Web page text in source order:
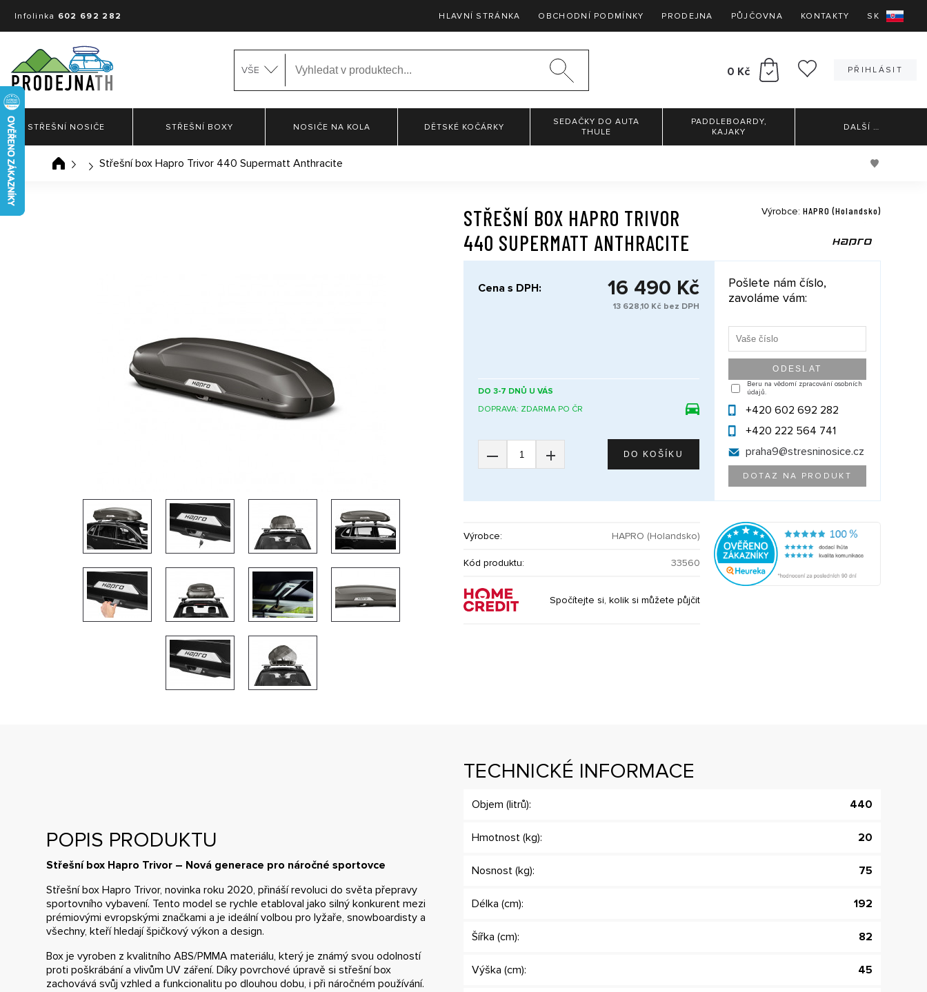
Infolinka 602 692 282 HLAVNÍ STRÁNKA OBCHODNÍ PODMÍNKY PRODEJNA PŮJČOVNA KONTAKTY SK
VŠE 0 Kč PŘIHLÁSIT
STŘEŠNÍ NOSIČE STŘEŠNÍ BOXY NOSIČE NA KOLA DĚTSKÉ KOČÁRKY
SEDAČKY DO AUTA
THULE
PADDLEBOARDY,
KAJAKY
DALŠÍ …
Střešní box Hapro Trivor 440 Supermatt Anthracite
STŘEŠNÍ BOX HAPRO TRIVOR
440 SUPERMATT ANTHRACITE
Výrobce: HAPRO (Holandsko)
Cena s DPH: 16 490 Kč
13 628,10 Kč bez DPH
DO 3-7 DNŮ U VÁS
DOPRAVA: ZDARMA PO ČR
– +
Pošlete nám číslo,
zavoláme vám:
Beru na vědomí zpracování osobních
údajů.
+420 602 692 282
+420 222 564 741
praha9@stresninosice.cz
DOTAZ NA PRODUKT
Výrobce: HAPRO (Holandsko)
Kód produktu: 33560
Spočítejte si, kolik si můžete půjčit
POPIS PRODUKTU
Střešní box Hapro Trivor – Nová generace pro náročné sportovce
Střešní box Hapro Trivor, novinka roku 2020, přináší revoluci do světa přepravy
sportovního vybavení. Tento model se rychle etabloval jako silný konkurent mezi
prémiovými evropskými značkami a je ideální volbou pro lyžaře, snowboardisty a
všechny, kteří hledají špičkový výkon a design.
Box je vyroben z kvalitního ABS/PMMA materiálu, který je známý svou odolností
proti poškrábání a vlivům UV záření. Díky povrchové úpravě si střešní box
zachovává svůj vzhled a funkcionalitu po dlouhou dobu, i při náročném používání.
TECHNICKÉ INFORMACE
Objem (litrů): 440
Hmotnost (kg): 20
Nosnost (kg): 75
Délka (cm): 192
Šířka (cm): 82
Výška (cm): 45